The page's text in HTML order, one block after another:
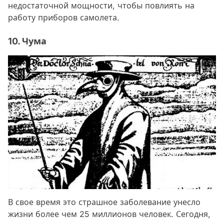
недостаточной мощности, чтобы повлиять на
работу приборов самолета.
10. Чума
В свое время это страшное заболевание унесло
жизни более чем 25 миллионов человек. Сегодня,